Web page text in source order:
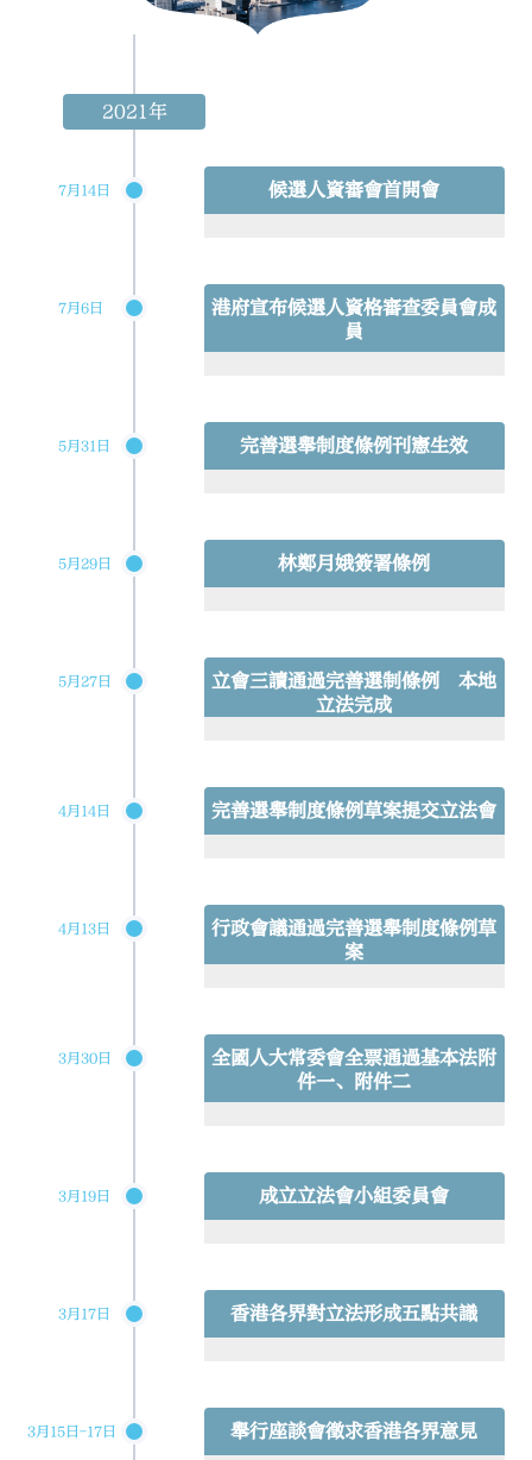
2021年
7月14日 候選人資審會首開會
7月6日
港府宣布候選人資格審查委員會成
員
5月31日 完善選舉制度條例刊憲生效
5月29日 林鄭月娥簽署條例
5月27日
立會三讀通過完善選制條例 本地
立法完成
4月14日 完善選舉制度條例草案提交立法會
4月13日
行政會議通過完善選舉制度條例草
案
3月30日
全國人大常委會全票通過基本法附
件一、附件二
3月19日 成立立法會小組委員會
3月17日 香港各界對立法形成五點共識
3月15日-17日 舉行座談會徵求香港各界意見